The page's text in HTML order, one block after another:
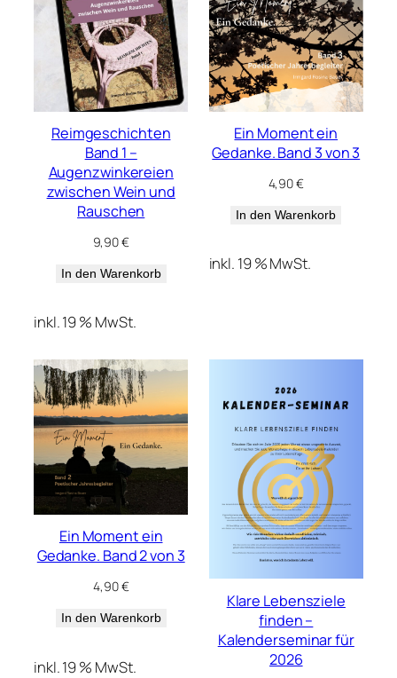
Reimgeschichten
Band 1 –
Augenzwinkereien
zwischen Wein und
Rauschen
9,90€
In den Warenkorb
inkl. 19 % MwSt.
Ein Moment ein
Gedanke. Band 3 von 3
4,90€
In den Warenkorb
inkl. 19 % MwSt.
Ein Moment ein
Gedanke. Band 2 von 3
4,90€
In den Warenkorb
inkl. 19 % MwSt.
Klare Lebensziele
finden –
Kalenderseminar für
2026